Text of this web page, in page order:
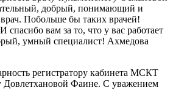
добрый, понимающий и
Побольше бы таких врачей!
спасибо вам за то, что у вас работает
умный специалист! Ахмедова
регистратору кабинета МСКТ
Довлетхановой Фаине. С уважением